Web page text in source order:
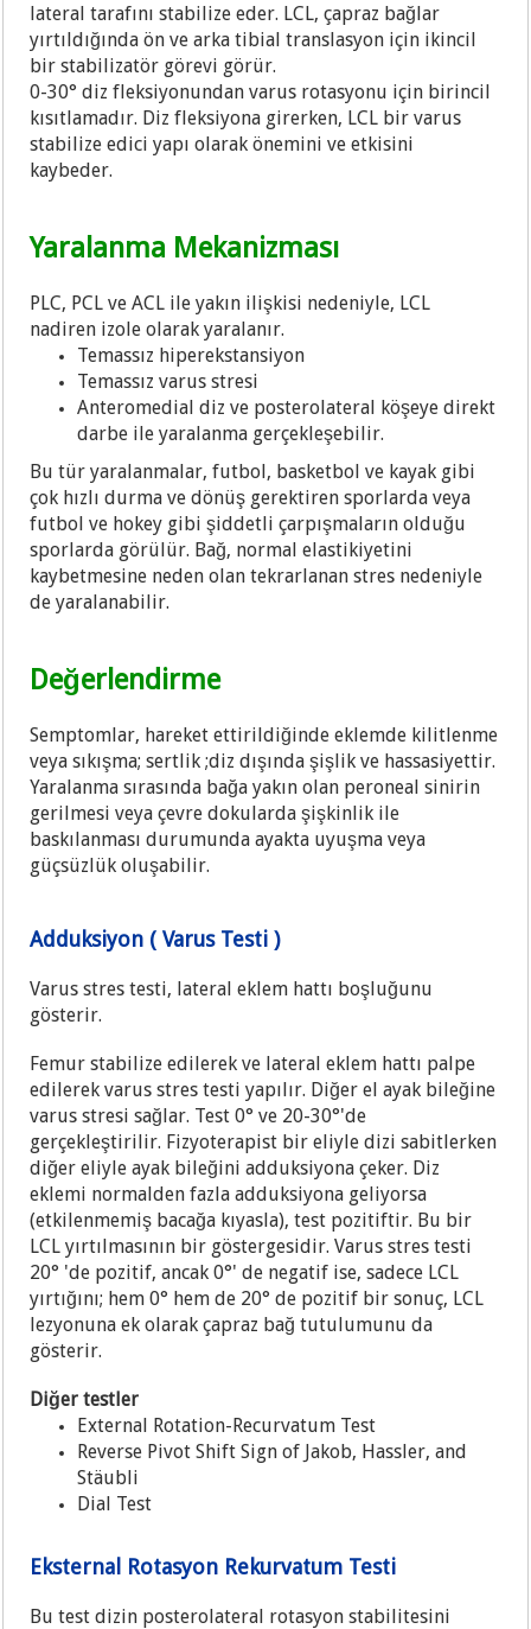
lateral tarafını stabilize eder. LCL, çapraz bağlar
yırtıldığında ön ve arka tibial translasyon için ikincil
bir stabilizatör görevi görür.
0-30° diz fleksiyonundan varus rotasyonu için birincil
kısıtlamadır. Diz fleksiyona girerken, LCL bir varus
stabilize edici yapı olarak önemini ve etkisini
kaybeder.
Yaralanma Mekanizması
PLC, PCL ve ACL ile yakın ilişkisi nedeniyle, LCL
nadiren izole olarak yaralanır.
Temassız hiperekstansiyon
Temassız varus stresi
Anteromedial diz ve posterolateral köşeye direkt
darbe ile yaralanma gerçekleşebilir.
Bu tür yaralanmalar, futbol, basketbol ve kayak gibi
çok hızlı durma ve dönüş gerektiren sporlarda veya
futbol ve hokey gibi şiddetli çarpışmaların olduğu
sporlarda görülür. Bağ, normal elastikiyetini
kaybetmesine neden olan tekrarlanan stres nedeniyle
de yaralanabilir.
Değerlendirme
Semptomlar, hareket ettirildiğinde eklemde kilitlenme
veya sıkışma; sertlik ;diz dışında şişlik ve hassasiyettir.
Yaralanma sırasında bağa yakın olan peroneal sinirin
gerilmesi veya çevre dokularda şişkinlik ile
baskılanması durumunda ayakta uyuşma veya
güçsüzlük oluşabilir.
Adduksiyon ( Varus Testi )
Varus stres testi, lateral eklem hattı boşluğunu
gösterir.
Femur stabilize edilerek ve lateral eklem hattı palpe
edilerek varus stres testi yapılır. Diğer el ayak bileğine
varus stresi sağlar. Test 0° ve 20-30°'de
gerçekleştirilir. Fizyoterapist bir eliyle dizi sabitlerken
diğer eliyle ayak bileğini adduksiyona çeker. Diz
eklemi normalden fazla adduksiyona geliyorsa
(etkilenmemiş bacağa kıyasla), test pozitiftir. Bu bir
LCL yırtılmasının bir göstergesidir. Varus stres testi
20° 'de pozitif, ancak 0°' de negatif ise, sadece LCL
yırtığını; hem 0° hem de 20° de pozitif bir sonuç, LCL
lezyonuna ek olarak çapraz bağ tutulumunu da
gösterir.
Diğer testler
External Rotation-Recurvatum Test
Reverse Pivot Shift Sign of Jakob, Hassler, and
Stäubli
Dial Test
Eksternal Rotasyon Rekurvatum Testi
Bu test dizin posterolateral rotasyon stabilitesini